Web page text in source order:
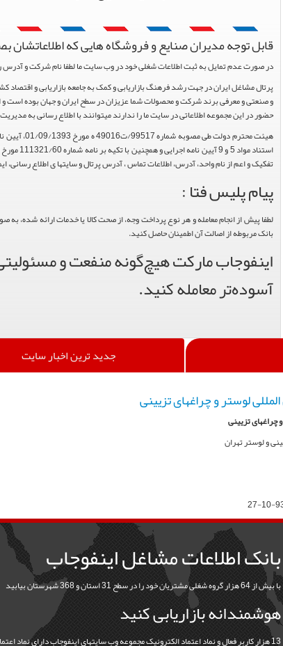
قابل توجه مدیران صنایع و فروشگاه هایی که
در صورت عدم تمایل به ثبت اطلاعات شغلی خود در وب سایت ما لطفا نام شرکت و
و صنعتی و معرفی برند شرکت و محصولات شما عزیزان در سطح ایران و جهان بوده است
حضور در این مجموعه اطلاعاتی در سایت ما را ندارند میتوانند با اطلاع رسانی به
تفکیک و اعم از نام واحد، آدرس، اطلاعات تماس ، آدرس پرتال و سایتها ی اطلاع
پیام پلیس فتا :
لطفا پیش از انجام معامله و هر نوع پرداخت وجه، از صحت کالا یا خدمات ارائه شده،
بانک مربوطه از اصالت آن اطمینان حاصل کنید.
اینفوجاب مارکت هیچ‌گونه منفعت و
آسوده‌تر معامله کنید.
جدید ترین اخبار سایت
لوستر و چراغهای تزیینی
چراغهای تزیینی
و لوستر تهران
بانک اطلاعات مشاغل اینفوجاب
با بیش از 64 هزار گروه شغلی مشتریان خود را در سطح 31 استان و 368 شهرستان بیابید
هوشمندانه بازاریابی کنید
13 هزار کاربر فعال و نماد اعتماد الکترونيک مجموعه وب سايتهاي اينفوجاب داراي نماد